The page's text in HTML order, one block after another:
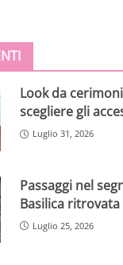
Look da
scegliere gli
Luglio 31, 2026
Passaggi nel
Basilica
Luglio 25, 2026